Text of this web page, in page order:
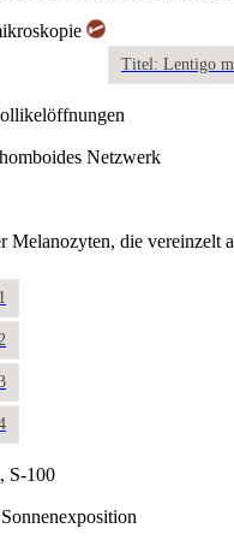
Titel: Lentigo
Netzwerk
die vereinzelt
S-100